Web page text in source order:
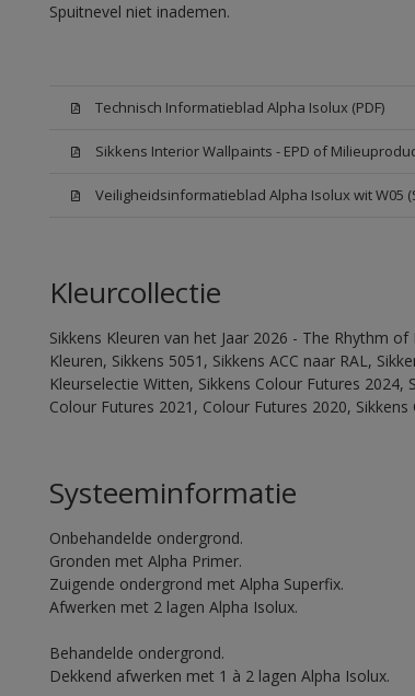
Spuitnevel niet inademen.
Technisch Informatieblad Alpha Isolux (PDF)
Sikkens Interior Wallpaints - EPD of
Veiligheidsinformatieblad Alpha Isolux wit W05
Kleurcollectie
Sikkens Kleuren van het Jaar 2026 - The Rhythm
Kleuren, Sikkens 5051, Sikkens ACC naar RAL,
Kleurselectie Witten, Sikkens Colour Futures 2024,
Colour Futures 2021, Colour Futures 2020,
Systeeminformatie
Onbehandelde ondergrond.
Gronden met Alpha Primer.
Zuigende ondergrond met Alpha Superfix.
Afwerken met 2 lagen Alpha Isolux.
Behandelde ondergrond.
Dekkend afwerken met 1 à 2 lagen Alpha Isolux.